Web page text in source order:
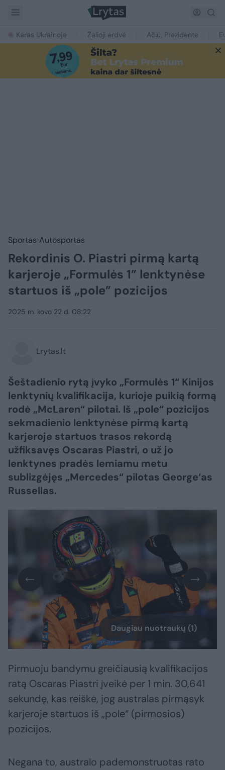
Karas Ukrainoje Žalioji erdvė Ačiū, Prezidente
Sportas Autosportas
Rekordinis O. Piastri pirmą kartą
karjeroje „Formulės 1” lenktynėse
startuos iš „pole” pozicijos
2025 m. kovo 22 d. 08:22
Lrytas.lt
Šeštadienio rytą įvyko „Formulės 1“ Kinijos
lenktynių kvalifikacija, kurioje puikią formą
rodė „McLaren“ pilotai. Iš „pole“ pozicijos
sekmadienio lenktynėse pirmą kartą
karjeroje startuos trasos rekordą
užfiksavęs Oscaras Piastri, o už jo
lenktynes pradės lemiamu metu
sublizgėjęs „Mercedes“ pilotas George‘as
Russellas.
Daugiau nuotraukų (1)
Pirmuoju bandymu greičiausią kvalifikacijos
ratą Oscaras Piastri įveikė per 1 min. 30,641
sekundę, kas reiškė, jog australas pirmąsyk
karjeroje startuos iš „pole“ (pirmosios)
pozicijos.
Negana to, australo pademonstruotas rato